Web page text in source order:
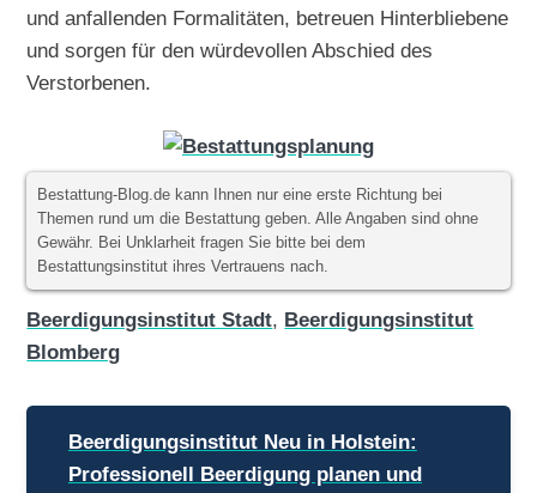
und anfallenden Formalitäten, betreuen Hinterbliebene
und sorgen für den würdevollen Abschied des
Verstorbenen.
Bestattung-Blog.de kann Ihnen nur eine erste Richtung bei
Themen rund um die Bestattung geben. Alle Angaben sind ohne
Gewähr. Bei Unklarheit fragen Sie bitte bei dem
Bestattungsinstitut ihres Vertrauens nach.
Beerdigungsinstitut Stadt, Beerdigungsinstitut
Blomberg
Beitragsnavigation
Beerdigungsinstitut Neu in Holstein:
Professionell Beerdigung planen und